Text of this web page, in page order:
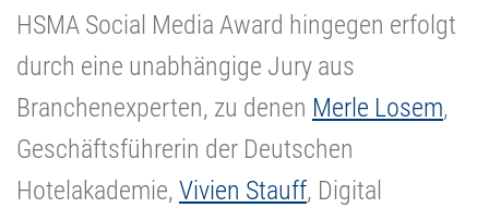
HSMA Social Media Award hingegen erfolgt
durch eine unabhängige Jury aus
Branchenexperten, zu denen Merle Losem,
Geschäftsführerin der Deutschen
Hotelakademie, Vivien Stauff, Digital